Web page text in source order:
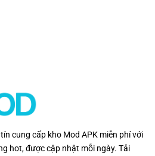
cung cấp kho Mod APK miễn phí với
hot, được cập nhật mỗi ngày. Tải